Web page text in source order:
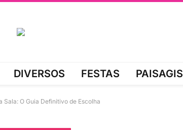
DIVERSOS FESTAS
Sala: O Guia Definitivo de Escolha